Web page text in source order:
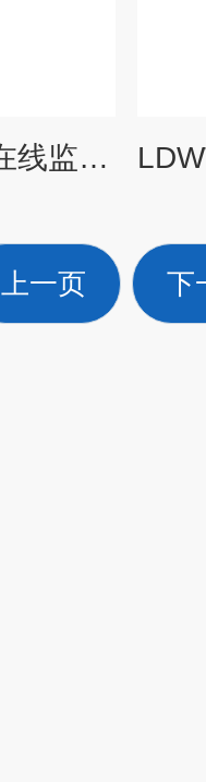
LDWT4006多参数在线监测仪价格
上一页 下